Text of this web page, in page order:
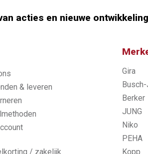
acties en nieuwe
& leveren
/ zakelijk
Gira
Berker
JUNG
Niko
PEHA
Kopp